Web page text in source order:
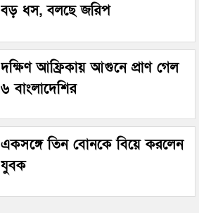
বড় ধস, বলছে জরিপ
দক্ষিণ আফ্রিকায় আগুনে প্রাণ গেল
৬ বাংলাদেশির
একসঙ্গে তিন বোনকে বিয়ে করলেন
যুবক